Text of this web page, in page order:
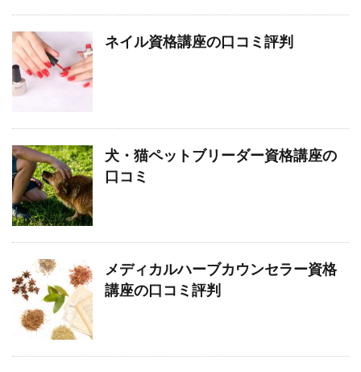
ネイル資格講座の口コミ評判
犬・猫ペットブリーダー資格講座の
口コミ
メディカルハーブカウンセラー資格
講座の口コミ評判